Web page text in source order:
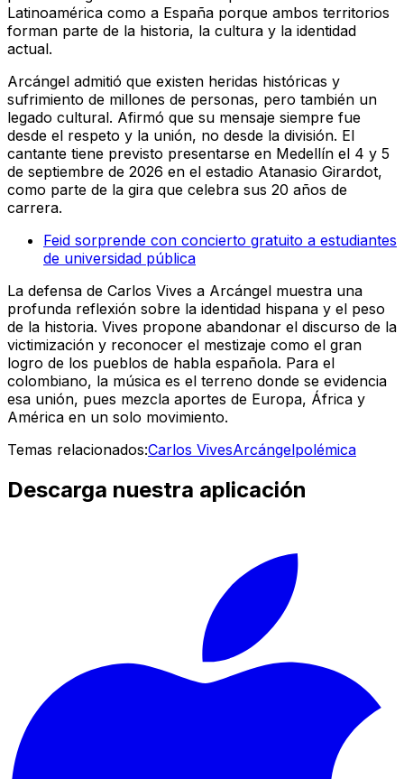
Latinoamérica como a España porque ambos territorios
forman parte de la historia, la cultura y la identidad
actual.
Arcángel admitió que existen heridas históricas y
sufrimiento de millones de personas, pero también un
legado cultural. Afirmó que su mensaje siempre fue
desde el respeto y la unión, no desde la división. El
cantante tiene previsto presentarse en Medellín el 4 y 5
de septiembre de 2026 en el estadio Atanasio Girardot,
como parte de la gira que celebra sus 20 años de
carrera.
Feid sorprende con concierto gratuito a estudiantes
de universidad pública
La defensa de Carlos Vives a Arcángel muestra una
profunda reflexión sobre la identidad hispana y el peso
de la historia. Vives propone abandonar el discurso de la
victimización y reconocer el mestizaje como el gran
logro de los pueblos de habla española. Para el
colombiano, la música es el terreno donde se evidencia
esa unión, pues mezcla aportes de Europa, África y
América en un solo movimiento.
Temas relacionados:Carlos VivesArcángelpolémica
Descarga nuestra aplicación